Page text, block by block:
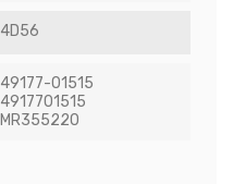
4D56
49177-01515
4917701515
MR355220